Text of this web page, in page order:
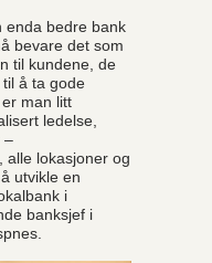
enda bedre bank
bevare det som
til kundene, de
å ta gode
man litt
ledelse,
–
alle lokasjoner og
utvikle en
i
banksjef i